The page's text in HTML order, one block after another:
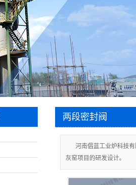
两段密封阀
河南倡蓝工业炉科技
灰窑项目的研发设计。